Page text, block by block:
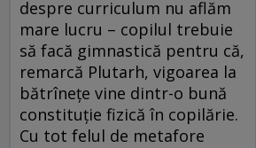
despre curriculum nu aflăm
mare lucru – copilul trebuie
să facă gimnastică pentru că,
remarcă Plutarh, vigoarea la
bătrînețe vine dintr-o bună
constituție fizică în copilărie.
Cu tot felul de metafore